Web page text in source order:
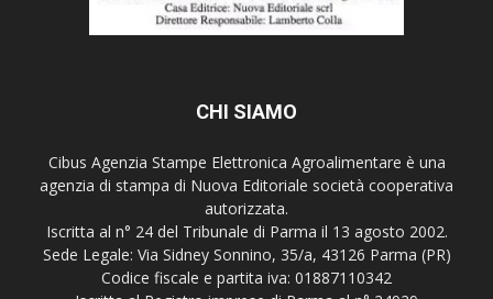
CHI SIAMO
Cibus Agenzia Stampe Elettronica Agroalimentare è una
agenzia di stampa di Nuova Editoriale società cooperativa
autorizzata.
Iscritta al n° 24 del Tribunale di Parma il 13 agosto 2002.
Sede Legale: Via Sidney Sonnino, 35/a, 43126 Parma (PR)
Codice fiscale e partita iva: 01887110342